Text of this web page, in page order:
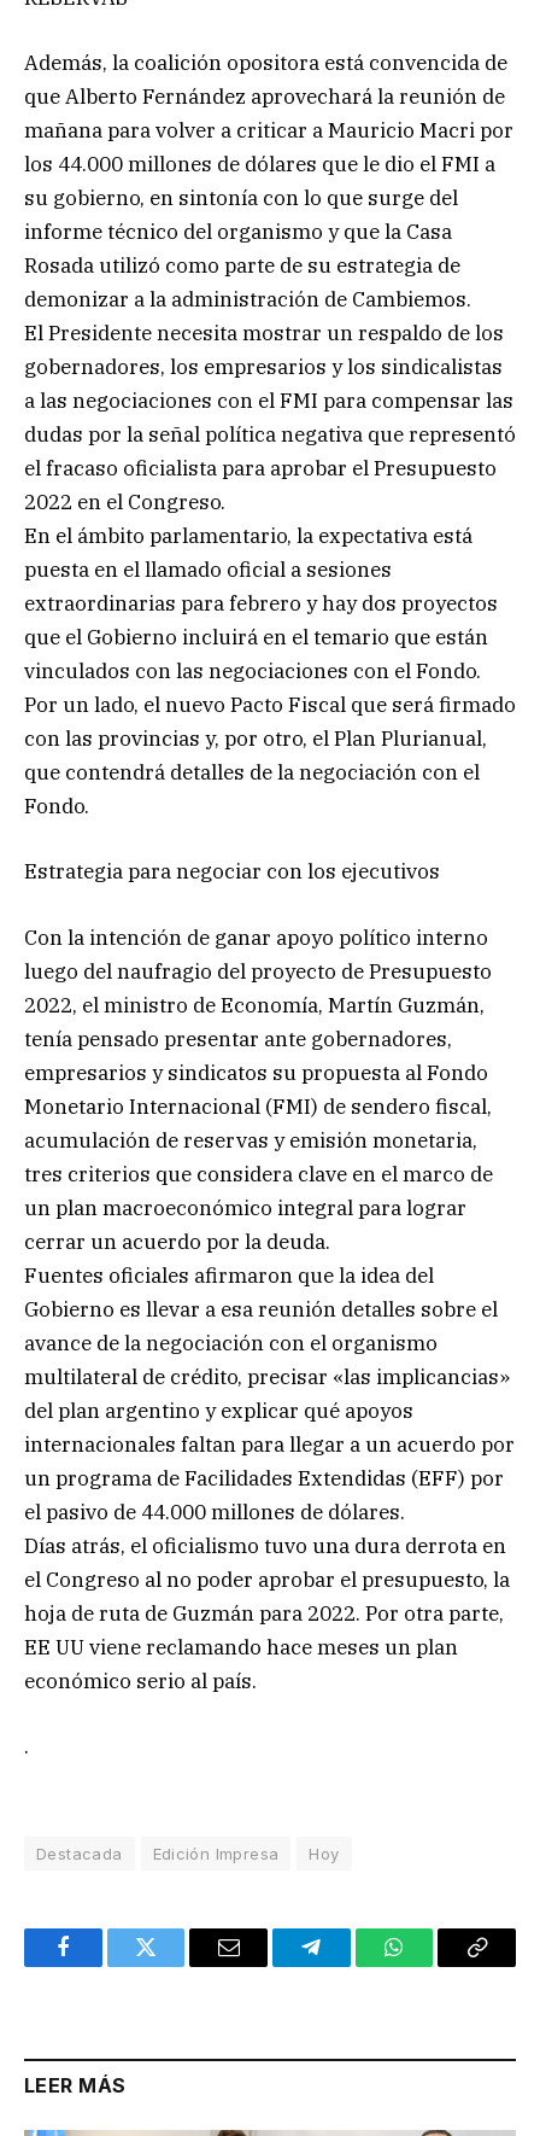
Además, la coalición opositora está convencida de
que Alberto Fernández aprovechará la reunión de
mañana para volver a criticar a Mauricio Macri por
los 44.000 millones de dólares que le dio el FMI a
su gobierno, en sintonía con lo que surge del
informe técnico del organismo y que la Casa
Rosada utilizó como parte de su estrategia de
demonizar a la administración de Cambiemos.
El Presidente necesita mostrar un respaldo de los
gobernadores, los empresarios y los sindicalistas
a las negociaciones con el FMI para compensar las
dudas por la señal política negativa que representó
el fracaso oficialista para aprobar el Presupuesto
2022 en el Congreso.
En el ámbito parlamentario, la expectativa está
puesta en el llamado oficial a sesiones
extraordinarias para febrero y hay dos proyectos
que el Gobierno incluirá en el temario que están
vinculados con las negociaciones con el Fondo.
Por un lado, el nuevo Pacto Fiscal que será firmado
con las provincias y, por otro, el Plan Plurianual,
que contendrá detalles de la negociación con el
Fondo.
Estrategia para negociar con los ejecutivos
Con la intención de ganar apoyo político interno
luego del naufragio del proyecto de Presupuesto
2022, el ministro de Economía, Martín Guzmán,
tenía pensado presentar ante gobernadores,
empresarios y sindicatos su propuesta al Fondo
Monetario Internacional (FMI) de sendero fiscal,
acumulación de reservas y emisión monetaria,
tres criterios que considera clave en el marco de
un plan macroeconómico integral para lograr
cerrar un acuerdo por la deuda.
Fuentes oficiales afirmaron que la idea del
Gobierno es llevar a esa reunión detalles sobre el
avance de la negociación con el organismo
multilateral de crédito, precisar «las implicancias»
del plan argentino y explicar qué apoyos
internacionales faltan para llegar a un acuerdo por
un programa de Facilidades Extendidas (EFF) por
el pasivo de 44.000 millones de dólares.
Días atrás, el oficialismo tuvo una dura derrota en
el Congreso al no poder aprobar el presupuesto, la
hoja de ruta de Guzmán para 2022. Por otra parte,
EE UU viene reclamando hace meses un plan
económico serio al país.
.
Destacada Edición Impresa Hoy
FacebookTwitter Email TelegramWhatsAppCopy
LEER MÁS